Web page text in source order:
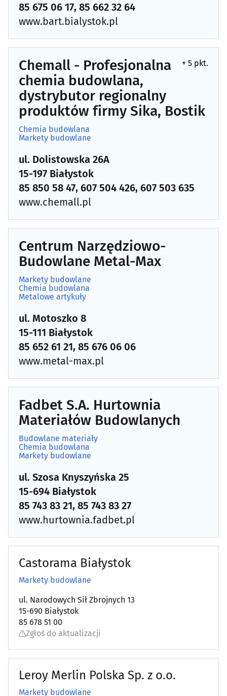
Budowlane maszyny, narzędzia, sprzęt
Budowlane materiały(101)
Budowlane przedsiębiorstwa(118)
Centralne odkurzacze(3)
Chemia budowlana
Ciepłownictwo(17)
Dachy - materiały i pokrycia dachowe
Developerzy(53)
Drewno i artykuły drzewne(35)
Drzwi, okna (97)
Dźwigi, urządzenia dźwigowe, rusztowania
Elewacje (31)
Firanki, zasłony, tkaniny dekoracyjne (14)
Fotowoltaika, technika solarna
Garaże, mała architektura
Geodezja i kartografia (47)
Geologia i geofizyka(4)
Granity, marmury(18)
Hutnicze wyroby(5)
Instalacje elektryczne
Inwestycje - usługi(36)
Klimatyzacja(40)
85 675 06 17, 85 662 32 64
www.bart.bialystok.pl
+ 5 pkt.
Chemall - Profesjonalna
chemia budowlana,
dystrybutor regionalny
produktów firmy Sika, Bostik
Chemia budowlana
Markety budowlane
ul. Dolistowska 26A
15-197 Białystok
85 850 58 47, 607 504 426, 607 503 635
www.chemall.pl
Centrum Narzędziowo-
Budowlane Metal-Max
Markety budowlane
Chemia budowlana
Metalowe artykuły
ul. Motoszko 8
15-111 Białystok
85 652 61 21, 85 676 06 06
www.metal-max.pl
Fadbet S.A. Hurtownia
Materiałów Budowlanych
Budowlane materiały
Chemia budowlana
Markety budowlane
ul. Szosa Knyszyńska 25
15-694 Białystok
85 743 83 21, 85 743 83 27
www.hurtownia.fadbet.pl
Castorama Białystok
Markety budowlane
ul. Narodowych Sił Zbrojnych 13
15-690 Białystok
85 678 51 00
Zgłoś do aktualizacji
Leroy Merlin Polska Sp. z o.o.
Markety budowlane